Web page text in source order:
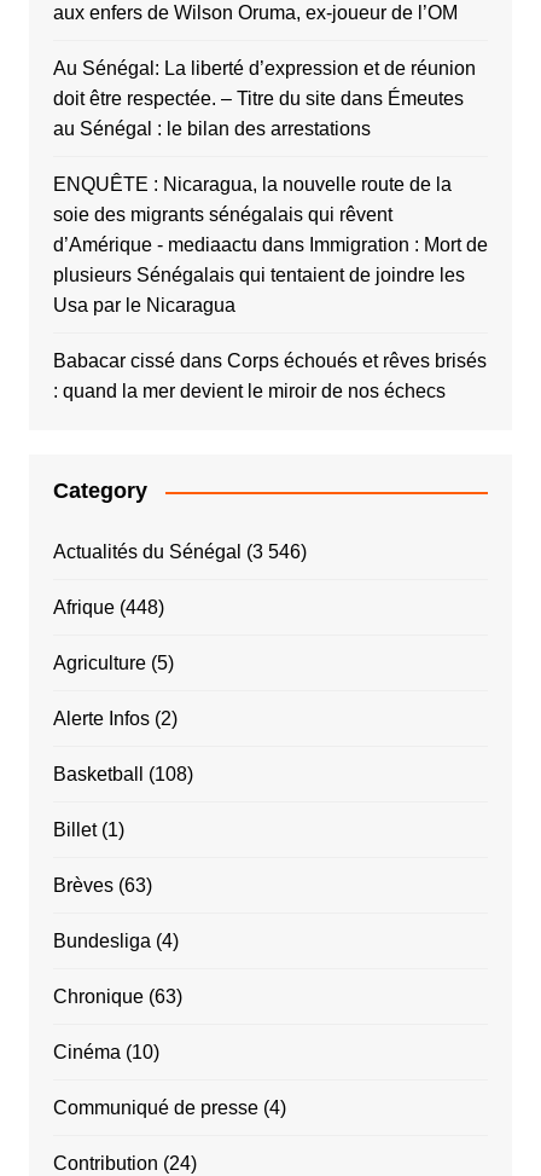
aux enfers de Wilson Oruma, ex-joueur de l’OM
Au Sénégal: La liberté d’expression et de réunion
doit être respectée. – Titre du sitedans Émeutes
au Sénégal : le bilan des arrestations
ENQUÊTE : Nicaragua, la nouvelle route de la
soie des migrants sénégalais qui rêvent
d’Amérique - mediaactu dans Immigration : Mort de
plusieurs Sénégalais qui tentaient de joindre les
Usa par le Nicaragua
Babacar cissédans Corps échoués et rêves brisés
: quand la mer devient le miroir de nos échecs
Category
Actualités du Sénégal (3 546)
Afrique(448)
Agriculture(5)
Alerte Infos(2)
Basketball (108)
Billet(1)
Brèves(63)
Bundesliga (4)
Chronique(63)
Cinéma (10)
Communiqué de presse(4)
Contribution (24)